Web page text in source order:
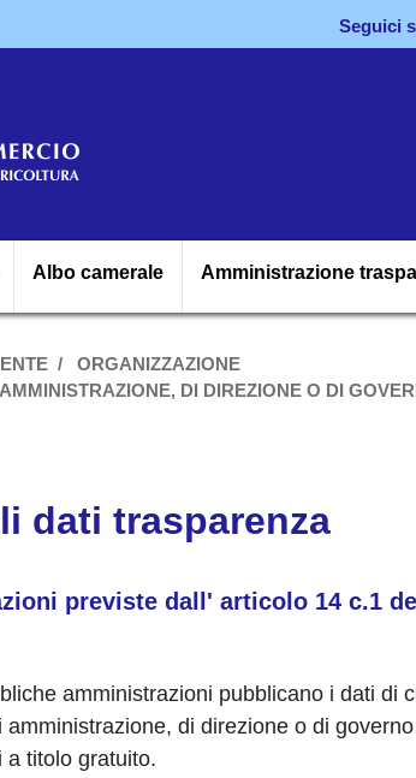
Salta
al
Seguici
Albo camerale Amministrazione
ORGANIZZAZIONE
DI DIREZIONE O DI
dati trasparenza
previste dall' articolo 14 c.1
amministrazioni pubblicano i dati di
di direzione o di
a titolo gratuito.